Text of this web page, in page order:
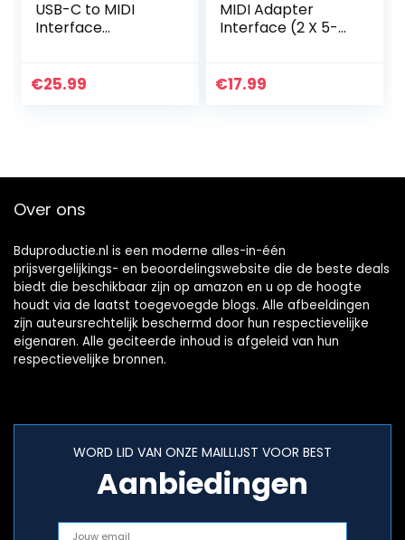
USB-C to MIDI
Interface
LEDs (5-Pin, 1i/1o)
€25.99
MIDI Adapter
Interface (2 X 5-
Metaal)
€17.99
Over ons
Bduproductie.nl is een moderne alles-in-één
prijsvergelijkings- en beoordelingswebsite die de beste deals
biedt die beschikbaar zijn op amazon en u op de hoogte
houdt via de laatst toegevoegde blogs. Alle afbeeldingen
zijn auteursrechtelijk beschermd door hun respectievelijke
eigenaren. Alle geciteerde inhoud is afgeleid van hun
respectievelijke bronnen.
WORD LID VAN ONZE MAILLIJST VOOR BEST
Aanbiedingen